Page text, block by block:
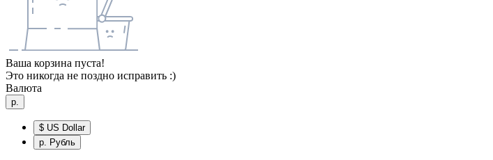
Ваша корзина пуста!
Это никогда не поздно исправить :)
Валюта
р.
$ US Dollar
р. Рубль